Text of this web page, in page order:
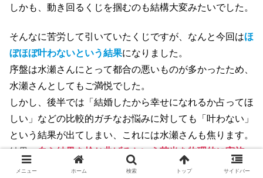
しかも、動き回るくじを掴むのも結構大変みたいでした。
そんなに苦労して引いていたくじですが、なんと今回はほ
ぼほぼ叶わないという結果になりました。
序盤は水瀬さんにとって都合の悪いものが多かったため、
水瀬さんとしてもご満悦でした。
しかし、後半では「結婚したから幸せになれるか占ってほ
しい」などの比較的ガチなお悩みに対しても「叶わない」
という結果が出てしまい、これには水瀬さんも焦ります。
結果、自ら結果を捻じ曲げるという芸当を物理的に実施
し、話をまとめていました 笑
メニュー ホーム 検索 トップ サイドバー